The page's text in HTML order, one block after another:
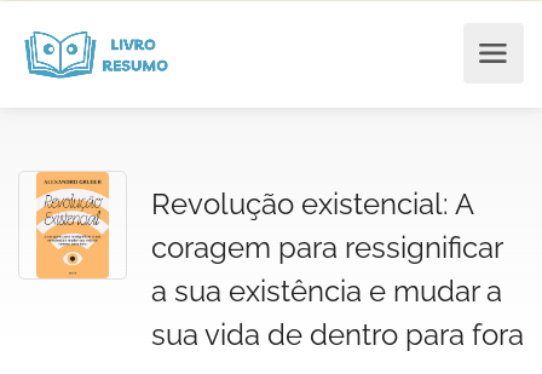
Revolução existencial: A
coragem para ressignificar
a sua existência e mudar a
sua vida de dentro para fora